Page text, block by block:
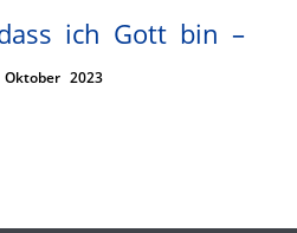
ich Gott bin –
2023